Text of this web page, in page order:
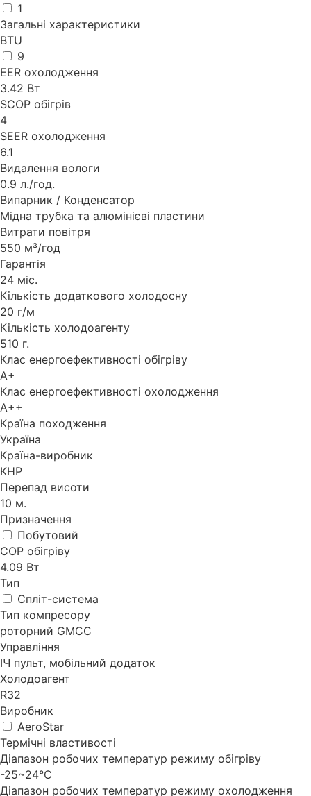
1
Загальні характеристики
BTU
9
EER охолодження
3.42 Вт
SCOP обігрів
4
SEER охолодження
6.1
Видалення вологи
0.9 л./год.
Випарник / Конденсатор
Мідна трубка та алюмінієві пластини
Витрати повітря
550 м³/год
Гарантія
24 міс.
Кількість додаткового холодосну
20 г/м
Кількість холодоагенту
510 г.
Клас енергоефективності обігріву
A+
Клас енергоефективності охолодження
A++
Країна походження
Україна
Країна-виробник
КНР
Перепад висоти
10 м.
Призначення
Побутовий
СОР обігріву
4.09 Bт
Тип
Спліт-система
Тип компресору
роторний GMCC
Управління
ІЧ пульт, мобільний додаток
Холодоагент
R32
Виробник
AeroStar
Термічні властивості
Діапазон робочих температур режиму обігріву
-25~24°С
Діапазон робочих температур режиму охолодження